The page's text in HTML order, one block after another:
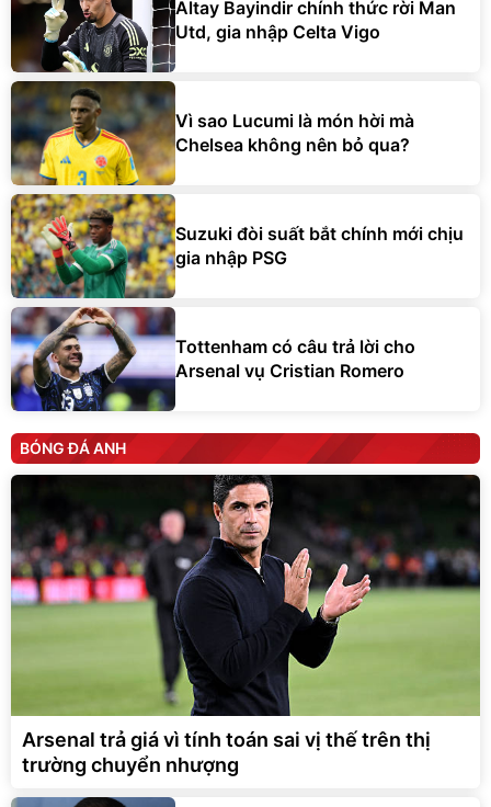
Altay Bayindir chính thức rời Man
Utd, gia nhập Celta Vigo
Vì sao Lucumi là món hời mà
Chelsea không nên bỏ qua?
Suzuki đòi suất bắt chính mới chịu
gia nhập PSG
Tottenham có câu trả lời cho
Arsenal vụ Cristian Romero
BÓNG ĐÁ ANH
Arsenal trả giá vì tính toán sai vị thế trên thị
trường chuyển nhượng